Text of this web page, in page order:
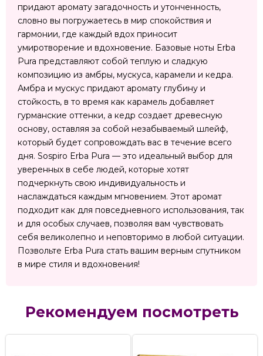
придают аромату загадочность и утонченность,
словно вы погружаетесь в мир спокойствия и
гармонии, где каждый вдох приносит
умиротворение и вдохновение. Базовые ноты Erba
Pura представляют собой теплую и сладкую
композицию из амбры, мускуса, карамели и кедра.
Амбра и мускус придают аромату глубину и
стойкость, в то время как карамель добавляет
гурманские оттенки, а кедр создает древесную
основу, оставляя за собой незабываемый шлейф,
который будет сопровождать вас в течение всего
дня. Sospiro Erba Pura — это идеальный выбор для
уверенных в себе людей, которые хотят
подчеркнуть свою индивидуальность и
наслаждаться каждым мгновением. Этот аромат
подходит как для повседневного использования, так
и для особых случаев, позволяя вам чувствовать
себя великолепно и неповторимо в любой ситуации.
Позвольте Erba Pura стать вашим верным спутником
в мире стиля и вдохновения!
Рекомендуем посмотреть